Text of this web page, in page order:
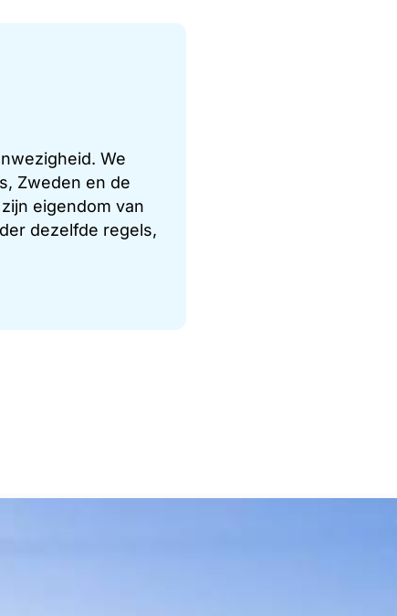
We
Zweden en de
eigendom van
dezelfde regels,